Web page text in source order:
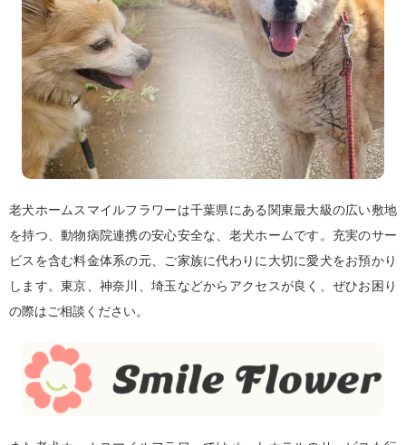
老犬ホームスマイルフラワーは千葉県にある関東最大級の広い敷地
を持つ、動物病院連携の安心安全な、老犬ホームです。充実のサー
ビスを含む料金体系の元、ご家族に代わりに大切に愛犬をお預かり
します。東京、神奈川、埼玉などからアクセスが良く、ぜひお困り
の際はご相談ください。